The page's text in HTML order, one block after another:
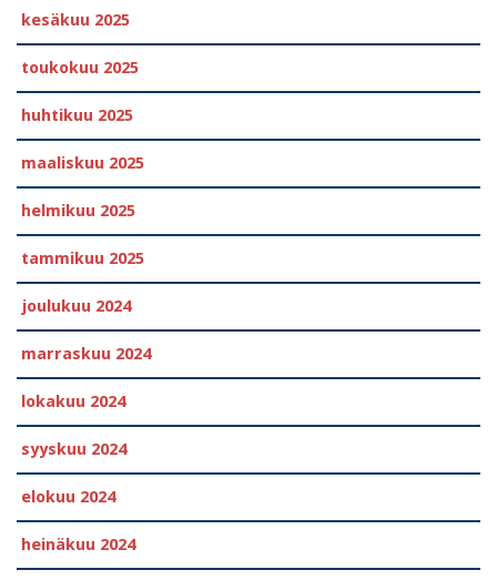
kesäkuu 2025
toukokuu 2025
huhtikuu 2025
maaliskuu 2025
helmikuu 2025
tammikuu 2025
joulukuu 2024
marraskuu 2024
lokakuu 2024
syyskuu 2024
elokuu 2024
heinäkuu 2024